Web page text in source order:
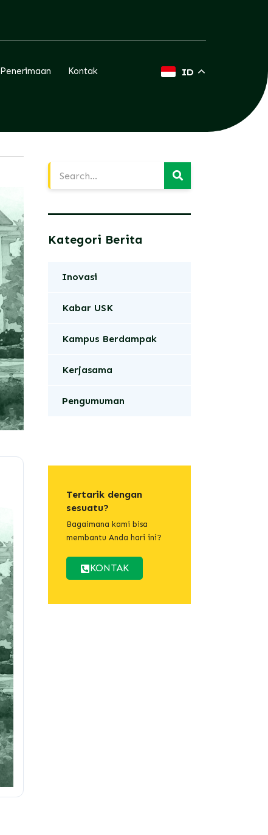
Penerimaan Kontak ID
Kategori Berita
Inovasi
Kabar USK
Kampus Berdampak
Kerjasama
Pengumuman
Tertarik dengan
sesuatu?
Bagaimana kami bisa
membantu Anda hari ini?
KONTAK